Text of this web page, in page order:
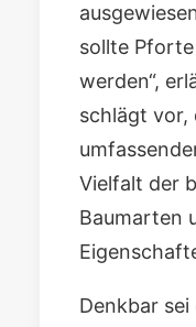
sollte
werden“,
schlägt vor,
Vielfalt der
Baumarten
Denkbar